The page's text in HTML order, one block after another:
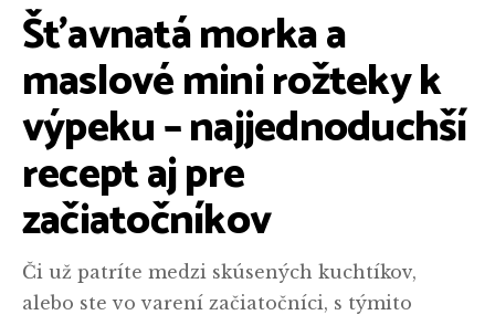
Šťavnatá morka a
maslové mini rožteky k
výpeku – najjednoduchší
recept aj pre
začiatočníkov
Či už patríte medzi skúsených kuchtíkov,
alebo ste vo varení začiatočníci, s týmito